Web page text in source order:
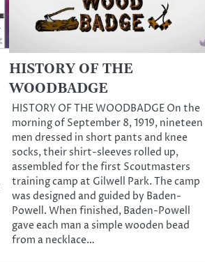
HISTORY OF THE
WOODBADGE
HISTORY OF THE WOODBADGE On the
morning of September 8, 1919, nineteen
men dressed in short pants and knee
socks, their shirt-sleeves rolled up,
assembled for the first Scoutmasters
training camp at Gilwell Park. The camp
was designed and guided by Baden-
Powell. When finished, Baden-Powell
gave each man a simple wooden bead
from a necklace…